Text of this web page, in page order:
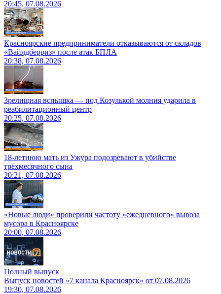
20:45, 07.08.2026
Красноярские предприниматели отказываются от складов
«Вайлдберриз» после атак БПЛА
20:38, 07.08.2026
Зрелищная вспышка — под Козулькой молния ударила в
реабилитационный центр
20:25, 07.08.2026
18-летнюю мать из Ужура подозревают в убийстве
трёхмесячного сына
20:21, 07.08.2026
«Новые люди» проверили частоту «ежедневного» вывоза
мусора в Красноярске
20:00, 07.08.2026
Полный выпуск
Выпуск новостей «7 канала Красноярск» от 07.08.2026
19:30, 07.08.2026